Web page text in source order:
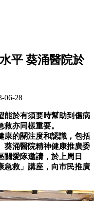
平 葵涌醫院於
06-28
能於有須要時幫助到傷病
亦同樣重要。
康的關注度和認識，包括
葵涌醫院精神健康推廣委
關愛隊邀請，於上周日
急救」講座，向市民推廣